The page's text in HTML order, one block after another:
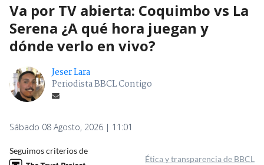
Va por TV abierta: Coquimbo vs La
Serena ¿A qué hora juegan y
dónde verlo en vivo?
Jeser Lara
Periodista BBCL Contigo
Sábado 08 Agosto, 2026 | 11:01
Seguimos criterios de
Ética y transparencia de BBCL